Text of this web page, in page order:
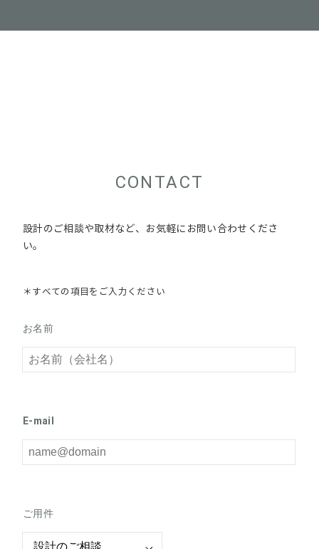
CONTACT
設計のご相談や取材など、お気軽にお問い合わせくださ
い。
＊すべての項目をご入力ください
お名前
E-mail
ご用件